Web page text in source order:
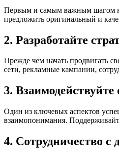
Первым и самым важным шагом на
предложить оригинальный и
2. Разработайте
Прежде чем начать продвигать
сети, рекламные кампании,
3. Взаимодействуйте
Один из ключевых аспектов
взаимопонимания.
4. Сотрудничество с